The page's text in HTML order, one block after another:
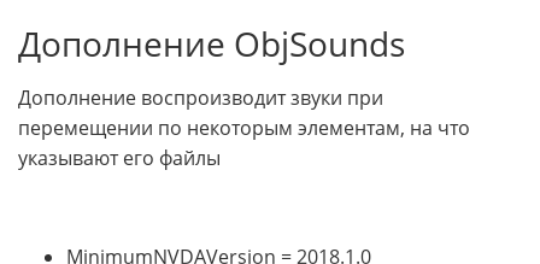
Дополнение ObjSounds
Дополнение воспроизводит звуки при
перемещении по некоторым элементам, на что
указывают его файлы
MinimumNVDAVersion = 2018.1.0